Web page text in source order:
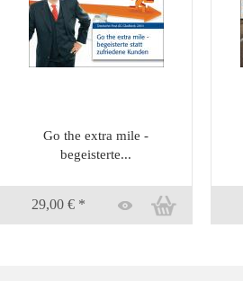
Go the extra mile -
begeisterte...
29,00 € *